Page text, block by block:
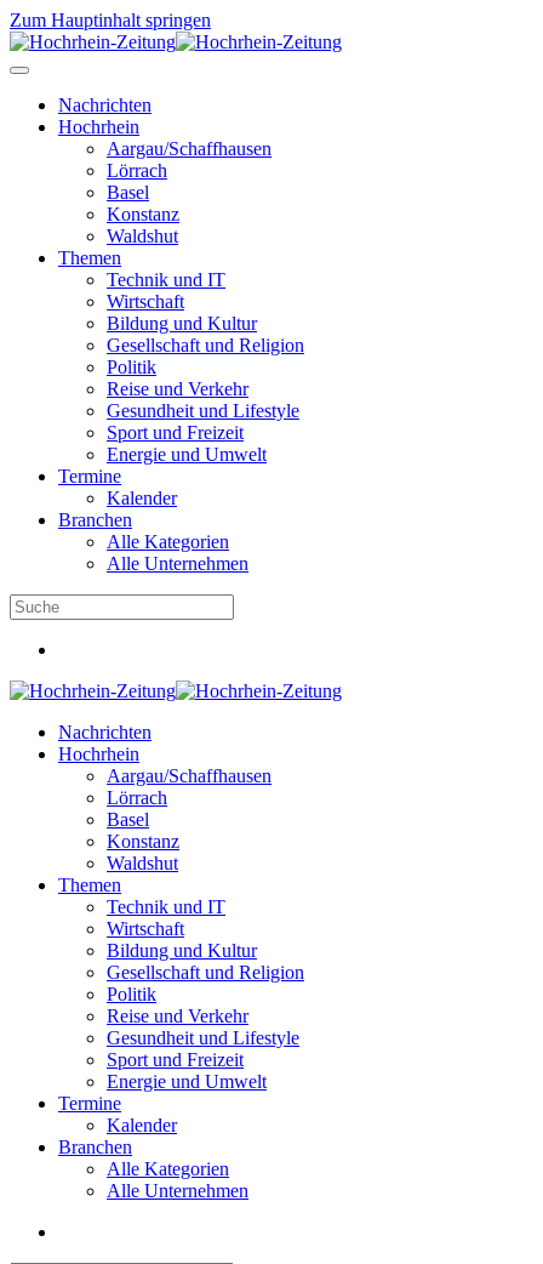
Zum Hauptinhalt springen
Nachrichten
Hochrhein
Aargau/Schaffhausen
Lörrach
Basel
Konstanz
Waldshut
Themen
Technik und IT
Wirtschaft
Bildung und Kultur
Gesellschaft und Religion
Politik
Reise und Verkehr
Gesundheit und Lifestyle
Sport und Freizeit
Energie und Umwelt
Termine
Kalender
Branchen
Alle Kategorien
Alle Unternehmen
Nachrichten
Hochrhein
Aargau/Schaffhausen
Lörrach
Basel
Konstanz
Waldshut
Themen
Technik und IT
Wirtschaft
Bildung und Kultur
Gesellschaft und Religion
Politik
Reise und Verkehr
Gesundheit und Lifestyle
Sport und Freizeit
Energie und Umwelt
Termine
Kalender
Branchen
Alle Kategorien
Alle Unternehmen